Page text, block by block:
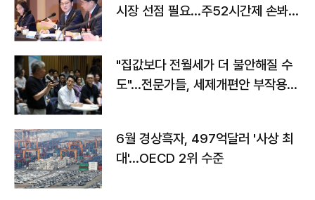
시장 선점 필요…주52시간제 손봐
"집값보다 전월세가 더 불안해질 수
도"…전문가들, 세제개편안 부작용
6월 경상흑자, 497억달러 '사상 최
대'…OECD 2위 수준